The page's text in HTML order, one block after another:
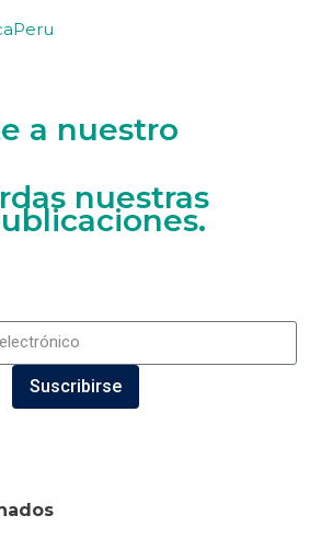
a nuestro
nuestras
Suscribirse